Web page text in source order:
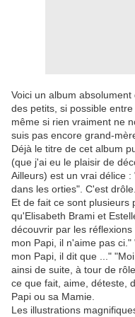
Voici un album
des petits, si possible
même si rien vraiment ne
suis pas encore grand-
Déjà le titre de cet album
(que j'ai eu le plaisir de
Ailleurs) est un vrai délice
dans les orties". C'est
Et de fait ce sont plusieurs
qu'Elisabeth Brami et
découvrir par les
mon Papi, il n'aime pas
mon Papi, il dit que ..."
ainsi de suite, à tour de
ce que fait, aime, déteste,
Papi ou sa Mamie.
Les illustrations